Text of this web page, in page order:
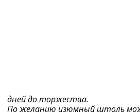
дней до торжества.
По желанию изюмный штоль